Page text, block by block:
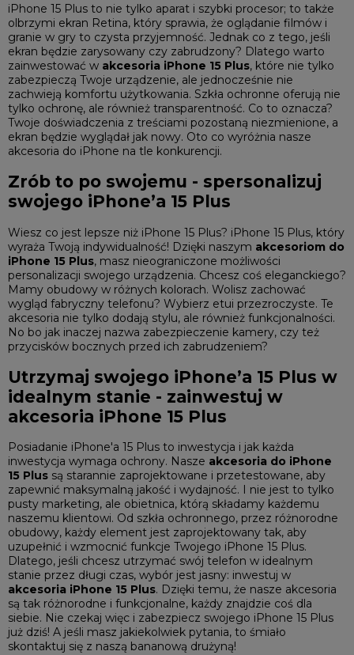
iPhone 15 Plus to nie tylko aparat i szybki procesor; to także
olbrzymi ekran Retina, który sprawia, że oglądanie filmów i
granie w gry to czysta przyjemność. Jednak co z tego, jeśli
ekran będzie zarysowany czy zabrudzony? Dlatego warto
zainwestować w akcesoria iPhone 15 Plus, które nie tylko
zabezpieczą Twoje urządzenie, ale jednocześnie nie
zachwieją komfortu użytkowania. Szkła ochronne oferują nie
tylko ochronę, ale również transparentność. Co to oznacza?
Twoje doświadczenia z treściami pozostaną niezmienione, a
ekran będzie wyglądał jak nowy. Oto co wyróżnia nasze
akcesoria do iPhone na tle konkurencji.
Zrób to po swojemu - spersonalizuj
swojego iPhone’a 15 Plus
Wiesz co jest lepsze niż iPhone 15 Plus? iPhone 15 Plus, który
wyraża Twoją indywidualność! Dzięki naszym akcesoriom do
iPhone 15 Plus, masz nieograniczone możliwości
personalizacji swojego urządzenia. Chcesz coś eleganckiego?
Mamy obudowy w różnych kolorach. Wolisz zachować
wygląd fabryczny telefonu? Wybierz etui przezroczyste. Te
akcesoria nie tylko dodają stylu, ale również funkcjonalności.
No bo jak inaczej nazwa zabezpieczenie kamery, czy też
przycisków bocznych przed ich zabrudzeniem?
Utrzymaj swojego iPhone’a 15 Plus w
idealnym stanie - zainwestuj w
akcesoria iPhone 15 Plus
Posiadanie iPhone'a 15 Plus to inwestycja i jak każda
inwestycja wymaga ochrony. Nasze akcesoria do iPhone
15 Plus są starannie zaprojektowane i przetestowane, aby
zapewnić maksymalną jakość i wydajność. I nie jest to tylko
pusty marketing, ale obietnica, którą składamy każdemu
naszemu klientowi. Od szkła ochronnego, przez różnorodne
obudowy, każdy element jest zaprojektowany tak, aby
uzupełnić i wzmocnić funkcje Twojego iPhone 15 Plus.
Dlatego, jeśli chcesz utrzymać swój telefon w idealnym
stanie przez długi czas, wybór jest jasny: inwestuj w
akcesoria iPhone 15 Plus. Dzięki temu, że nasze akcesoria
są tak różnorodne i funkcjonalne, każdy znajdzie coś dla
siebie. Nie czekaj więc i zabezpiecz swojego iPhone 15 Plus
już dziś! A jeśli masz jakiekolwiek pytania, to śmiało
skontaktuj się z naszą bananową drużyną!